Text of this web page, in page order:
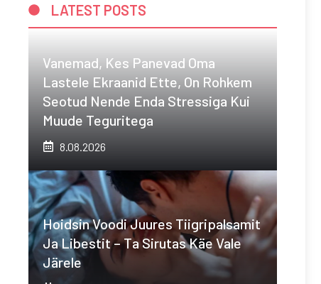
LATEST POSTS
Vanemad, Kes Panevad Oma
Lastele Ekraanid Ette, On Rohkem
Seotud Nende Enda Stressiga Kui
Muude Teguritega
8.08.2026
Hoidsin Voodi Juures Tiigripalsamit
Ja Libestit – Ta Sirutas Käe Vale
Järele